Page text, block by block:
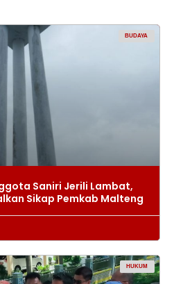
BUDAYA
Saniri Jerili Lambat,
Sikap Pemkab Malteng
HUKUM